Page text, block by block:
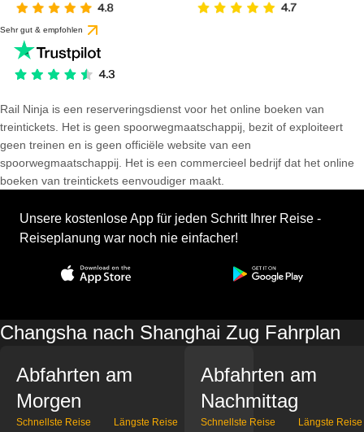
Sehr gut & empfohlen
Rail Ninja is een reserveringsdienst voor het online boeken van
treintickets. Het is geen spoorwegmaatschappij, bezit of exploiteert
geen treinen en is geen officiële website van een
spoorwegmaatschappij. Het is een commercieel bedrijf dat het online
boeken van treintickets eenvoudiger maakt.
Unsere kostenlose App für jeden Schritt Ihrer Reise -
Reiseplanung war noch nie einfacher!
Changsha nach Shanghai Zug Fahrplan
Abfahrten am
Morgen
Schnellste Reise Längste Reise
Abfahrten am
Nachmittag
Schnellste Reise Längste Reise